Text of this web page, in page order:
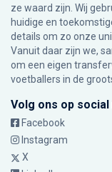
ze waard zijn. Wij
huidige en
details om zo onze
Vanuit daar zijn we,
om een eigen
voetballers in de
Volg ons op social
Facebook
Instagram
X